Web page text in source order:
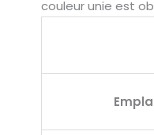
couleur unie est